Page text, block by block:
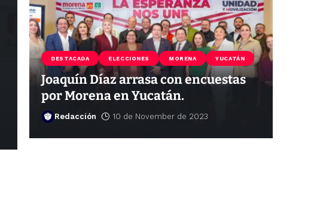
DESTACADA ELECCIONES MORENA YUCATÁN
Joaquín Díaz arrasa con encuestas
por Morena en Yucatán.
Redacción 10 de November de 2023